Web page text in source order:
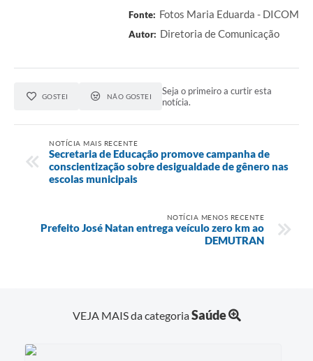
Fonte: Fotos Maria Eduarda - DICOM
Autor: Diretoria de Comunicação
GOSTEI NÃO GOSTEI
Seja o primeiro a curtir esta
notícia.
NOTÍCIA MAIS RECENTE
Secretaria de Educação promove campanha de
conscientização sobre desigualdade de gênero nas
escolas municipais
NOTÍCIA MENOS RECENTE
Prefeito José Natan entrega veículo zero km ao
DEMUTRAN
VEJA MAIS da categoriaSaúde